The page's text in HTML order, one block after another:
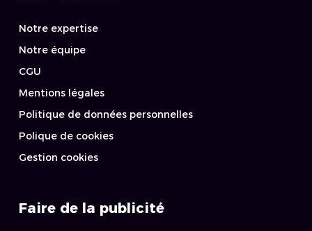
Notre expertise
Notre équipe
CGU
Mentions légales
Politique de données personnelles
Polique de cookies
Gestion cookies
Faire de la publicité